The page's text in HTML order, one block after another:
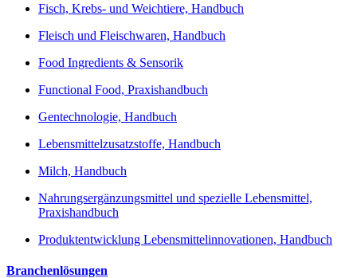
Fisch, Krebs- und Weichtiere, Handbuch
Fleisch und Fleischwaren, Handbuch
Food Ingredients & Sensorik
Functional Food, Praxishandbuch
Gentechnologie, Handbuch
Lebensmittelzusatzstoffe, Handbuch
Milch, Handbuch
Nahrungsergänzungsmittel und spezielle Lebensmittel,
Praxishandbuch
Produktentwicklung Lebensmittelinnovationen, Handbuch
Branchenlösungen